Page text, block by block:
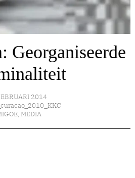
Georganiseerde
2014
, MEDIA